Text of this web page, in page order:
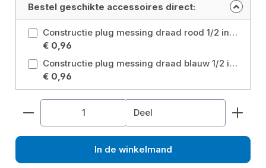
Bestel geschikte accessoires direct:
Constructie plug messing draad rood 1/2 inch Kleur: Rood
€ 0,96
Constructie plug messing draad blauw 1/2 inch Kleur: Blauw
€ 0,96
Producthoeveelheid: Voer de gewenste
Deel
In de winkelmand